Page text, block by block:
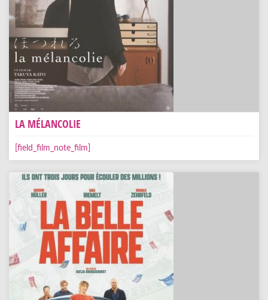
LA MÉLANCOLIE
[field_film_note_film]